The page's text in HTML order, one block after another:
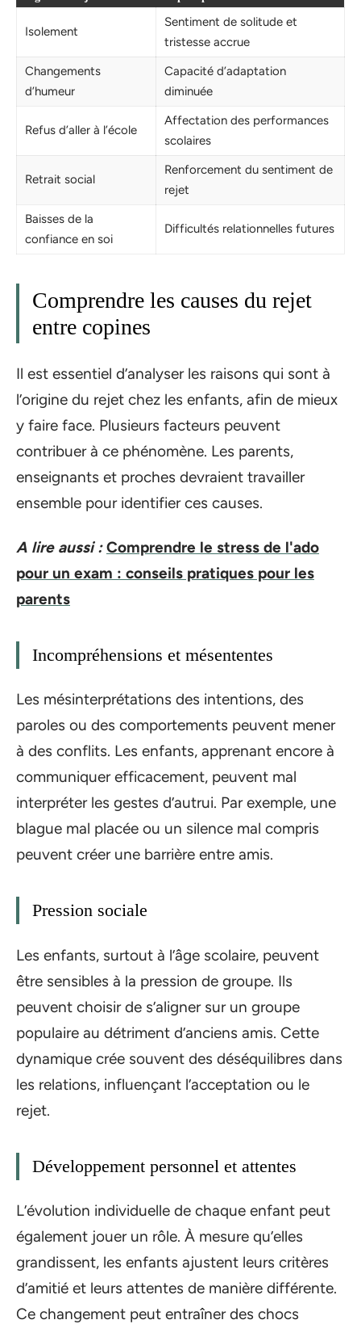
Isolement
Sentiment de solitude et
tristesse accrue
Changements
d’humeur
Capacité d’adaptation
diminuée
Refus d’aller à l’école
Affectation des performances
scolaires
Retrait social
Renforcement du sentiment de
rejet
Baisses de la
confiance en soi
Difficultés relationnelles futures
Comprendre les causes du rejet
entre copines
Il est essentiel d’analyser les raisons qui sont à
l’origine du rejet chez les enfants, afin de mieux
y faire face. Plusieurs facteurs peuvent
contribuer à ce phénomène. Les parents,
enseignants et proches devraient travailler
ensemble pour identifier ces causes.
A lire aussi : Comprendre le stress de l'ado
pour un exam : conseils pratiques pour les
parents
Incompréhensions et mésententes
Les mésinterprétations des intentions, des
paroles ou des comportements peuvent mener
à des conflits. Les enfants, apprenant encore à
communiquer efficacement, peuvent mal
interpréter les gestes d’autrui. Par exemple, une
blague mal placée ou un silence mal compris
peuvent créer une barrière entre amis.
Pression sociale
Les enfants, surtout à l’âge scolaire, peuvent
être sensibles à la pression de groupe. Ils
peuvent choisir de s’aligner sur un groupe
populaire au détriment d’anciens amis. Cette
dynamique crée souvent des déséquilibres dans
les relations, influençant l’acceptation ou le
rejet.
Développement personnel et attentes
L’évolution individuelle de chaque enfant peut
également jouer un rôle. À mesure qu’elles
grandissent, les enfants ajustent leurs critères
d’amitié et leurs attentes de manière différente.
Ce changement peut entraîner des chocs